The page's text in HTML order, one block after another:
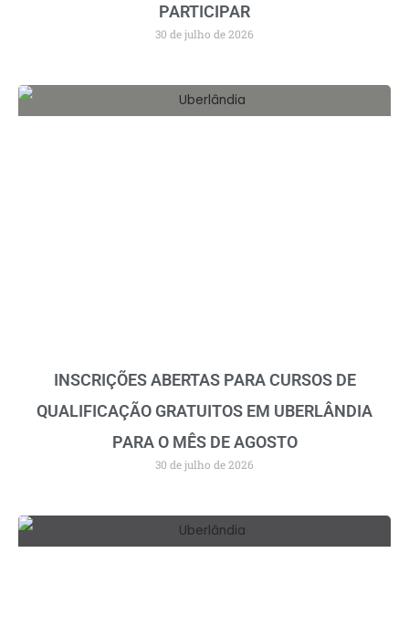
PARTICIPAR
30 de julho de 2026
INSCRIÇÕES ABERTAS PARA CURSOS DE
QUALIFICAÇÃO GRATUITOS EM UBERLÂNDIA
PARA O MÊS DE AGOSTO
30 de julho de 2026